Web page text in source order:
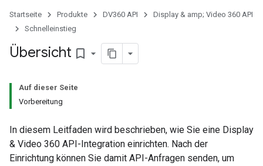
Startseite Produkte DV360 API
Display & amp; Video 360 API
Schnelleinstieg
Übersicht bookmark_border
Auf dieser Seite
Vorbereitung
In diesem Leitfaden wird beschrieben, wie Sie eine Display
& Video 360 API-Integration einrichten. Nach der
Einrichtung können Sie damit API-Anfragen senden, um